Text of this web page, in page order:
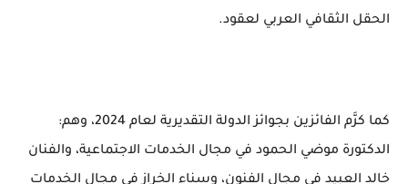
الحقل الثقافي العربي لعقود.
كما كرَّم الفائزين بجوائز الدولة التقديرية لعام 2024، وهم:
الدكتورة موضي الحمود في مجال الخدمات الاجتماعية، والفنان
خالد العبيد في مجال الفنون، وسناء الخراز في مجال الخدمات